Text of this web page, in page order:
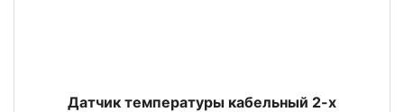
Датчик температуры кабельный 2-х